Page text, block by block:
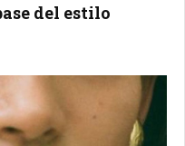
del estilo